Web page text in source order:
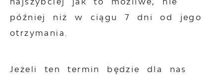
później niż w ciągu 7 dni od jego
otrzymania.
Jeżeli ten termin będzie dla nas